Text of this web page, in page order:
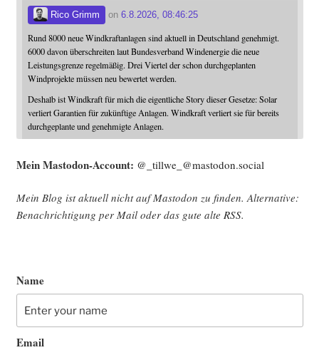
Rico Grimm on 6.8.2026, 08:46:25
Rund 8000 neue Windkraftanlagen sind aktuell in Deutschland genehmigt.
6000 davon überschreiten laut Bundesverband Windenergie die neue
Leistungsgrenze regelmäßig. Drei Viertel der schon durchgeplanten
Windprojekte müssen neu bewertet werden.
Deshalb ist Windkraft für mich die eigentliche Story dieser Gesetze: Solar
verliert Garantien für zukünftige Anlagen. Windkraft verliert sie für bereits
durchgeplante und genehmigte Anlagen.
Mein Mast­o­don-Account: @_tillwe_@mastodon.social
Mein Blog ist aktu­ell nicht auf Mast­o­don zu fin­den. Alter­na­ti­ve:
Benach­rich­ti­gung per Mail oder das gute alte RSS.
Name
Email